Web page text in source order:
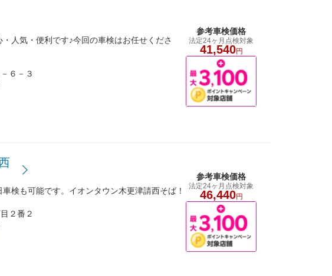
人気・便利です♪今回の車検はお任せくださ
６－３
参考車検価格
法定24ヶ月点検対象
41,540円
検も可能です。イオンタウン木更津請西そば！
２番２
参考車検価格
法定24ヶ月点検対象
46,440円